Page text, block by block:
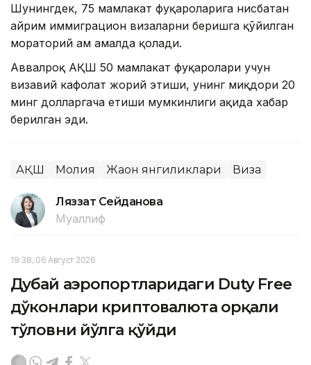
Шунингдек, 75 мамлакат фуқароларига нисбатан
айрим иммиграцион визаларни беришга қўйилган
мораторий ҳам амалда қолади.
Аввалроқ АҚШ 50 мамлакат фуқаролари учун
визавий кафолат жорий этиши, унинг миқдори 20
минг долларгача етиши мумкинлиги ҳақида хабар
берилган эди.
АҚШ Молия Жаҳон янгиликлари Виза
Ляззат Сейданова
Муаллиф
19:38, 06 Август 2026
Дубай аэропортларидаги Duty Free
дўконлари криптовалюта орқали
тўловни йўлга қўйди